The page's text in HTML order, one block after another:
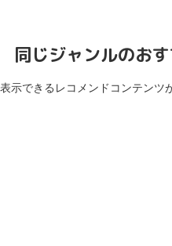
同じジャンルのお
表示できるレコメンドコンテンツ